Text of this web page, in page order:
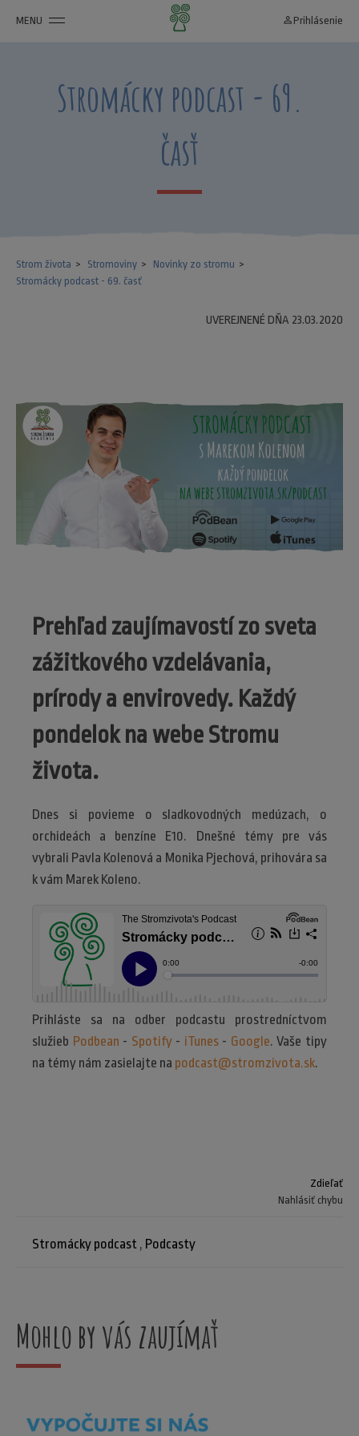
MENU person_outline Prihlásenie
Stromácky podcast - 69.
časť
Strom života Stromoviny
Novinky zo stromu
Stromácky podcast - 69. časť
UVEREJNENÉ DŇA 23.03.2020
Prehľad zaujímavostí zo sveta
zážitkového vzdelávania,
prírody a envirovedy. Každý
pondelok na webe Stromu
života.
Dnes si povieme o sladkovodných medúzach, o
orchideách a benzíne E10. Dnešné témy pre vás
vybrali Pavla Kolenová a Monika Pjechová, prihovára sa
k vám Marek Koleno.
Prihláste sa na odber podcastu prostredníctvom
služieb Podbean - Spotify- iTunes- Google. Vaše tipy
na témy nám zasielajte na podcast@stromzivota.sk.
Zdieľať
Nahlásiť chybu
Stromácky podcast , Podcasty
Mohlo by vás zaujímať